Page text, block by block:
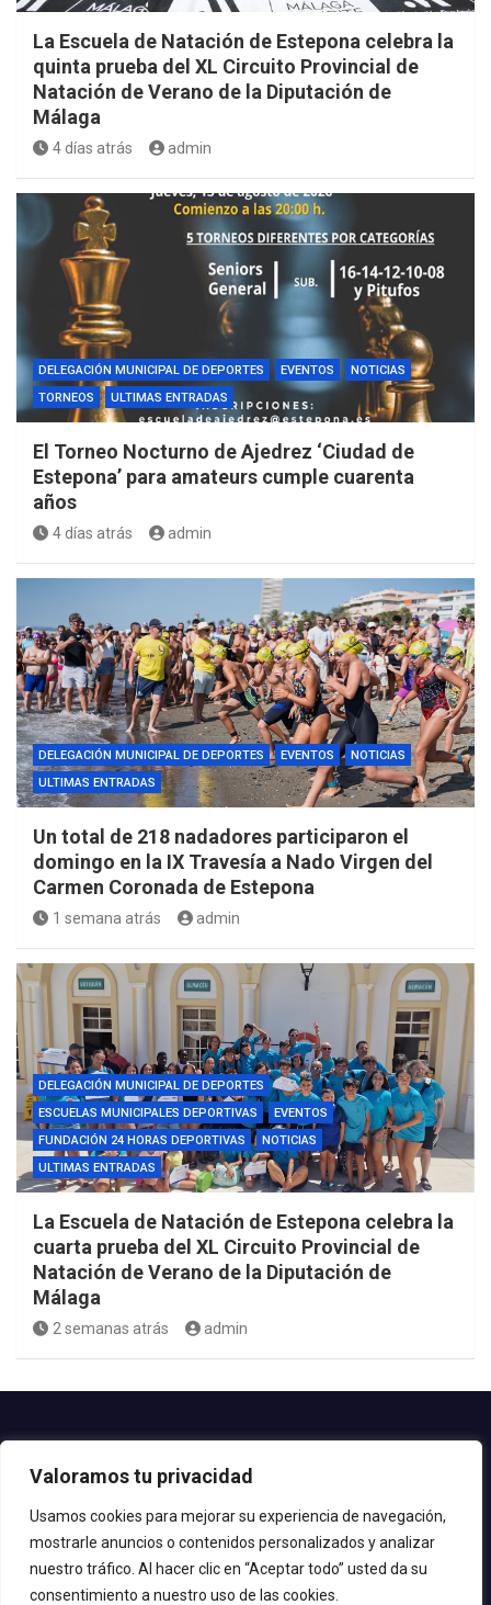
Valoramos tu privacidad
Usamos cookies para mejorar su experiencia de navegación,
mostrarle anuncios o contenidos personalizados y analizar
nuestro tráfico. Al hacer clic en “Aceptar todo” usted da su
consentimiento a nuestro uso de las cookies.
La Escuela de Natación de Estepona celebra la
quinta prueba del XL Circuito Provincial de
Natación de Verano de la Diputación de
Málaga
4 días atrás admin
DELEGACIÓN MUNICIPAL DE DEPORTES EVENTOS
NOTICIAS
TORNEOS
ULTIMAS ENTRADAS
El Torneo Nocturno de Ajedrez ‘Ciudad de
Estepona’ para amateurs cumple cuarenta
años
4 días atrás admin
DELEGACIÓN MUNICIPAL DE DEPORTES EVENTOS
NOTICIAS
ULTIMAS ENTRADAS
Un total de 218 nadadores participaron el
domingo en la IX Travesía a Nado Virgen del
Carmen Coronada de Estepona
1 semana atrás admin
DELEGACIÓN MUNICIPAL DE DEPORTES
ESCUELAS MUNICIPALES DEPORTIVAS
EVENTOS
FUNDACIÓN 24 HORAS DEPORTIVAS
NOTICIAS
ULTIMAS ENTRADAS
La Escuela de Natación de Estepona celebra la
cuarta prueba del XL Circuito Provincial de
Natación de Verano de la Diputación de
Málaga
2 semanas atrás admin
Teléfono: 952.80.24.44
© 2020 Delegación de Deportes